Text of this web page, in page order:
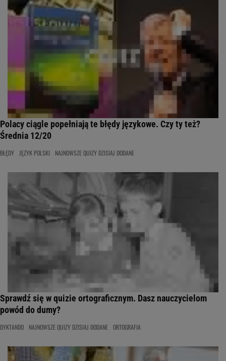
Polacy ciągle popełniają te błędy językowe. Czy ty też?
Średnia 12/20
BŁĘDY JĘZYK POLSKI NAJNOWSZE QUIZY DZISIAJ DODANE
Sprawdź się w quizie ortograficznym. Dasz nauczycielom
powód do dumy?
DYKTANDO NAJNOWSZE QUIZY DZISIAJ DODANE ORTOGRAFIA